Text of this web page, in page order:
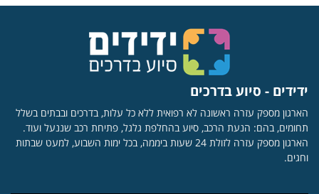
ידידים - סיוע בדרכים
הארגון מספק עזרה ראשונה לא רפואית ללא כל עלות, בדרכים ובבתים בשלל
תחומים, בהם: הנעת הרכב, סיוע בהחלפת גלגל, פתיחת רכב שננעל ועוד.
הארגון מספק עזרה לזולת 24 שעות ביממה, בכל ימות השבוע, למעט שבתות
וחגים.